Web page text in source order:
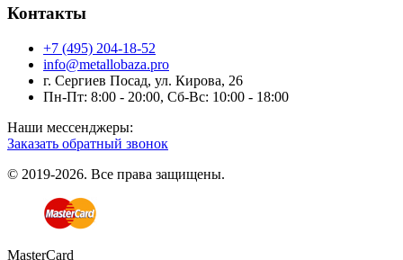
Контакты
+7 (495) 204-18-52
info@metallobaza.pro
г. Сергиев Посад, ул. Кирова, 26
Пн-Пт: 8:00 - 20:00, Сб-Вс: 10:00 - 18:00
Наши мессенджеры:
Заказать обратный звонок
© 2019-2026. Все права защищены.
MasterCard